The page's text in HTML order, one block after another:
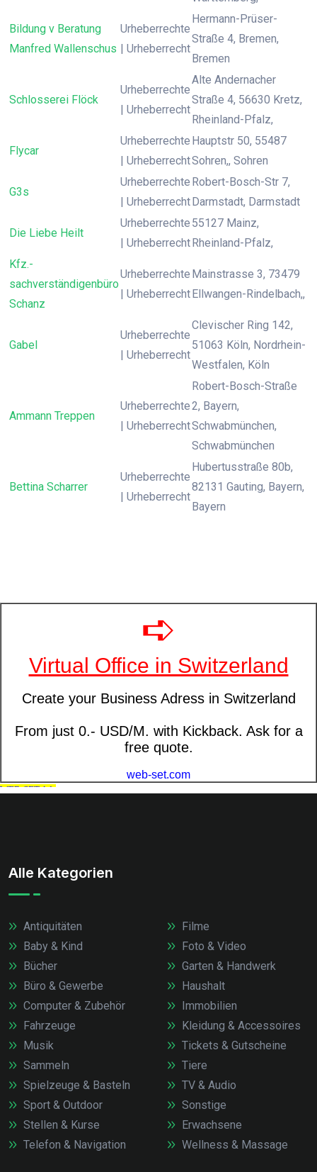
Bildung v Beratung
Manfred Wallenschus
Urheberrechte
| Urheberrecht
Hermann-Prüser-
Straße 4, Bremen,
Bremen
Schlosserei Flöck
Urheberrechte
| Urheberrecht
Alte Andernacher
Straße 4, 56630 Kretz,
Rheinland-Pfalz,
Flycar
Urheberrechte
| Urheberrecht
Hauptstr 50, 55487
Sohren,, Sohren
G3s
Urheberrechte
| Urheberrecht
Robert-Bosch-Str 7,
Darmstadt, Darmstadt
Die Liebe Heilt
Urheberrechte
| Urheberrecht
55127 Mainz,
Rheinland-Pfalz,
Kfz.-
sachverständigenbüro
Schanz
Urheberrechte
| Urheberrecht
Mainstrasse 3, 73479
Ellwangen-Rindelbach,,
Gabel
Urheberrechte
| Urheberrecht
Clevischer Ring 142,
51063 Köln, Nordrhein-
Westfalen, Köln
Ammann Treppen
Urheberrechte
| Urheberrecht
Robert-Bosch-Straße
2, Bayern,
Schwabmünchen,
Schwabmünchen
Bettina Scharrer
Urheberrechte
| Urheberrecht
Hubertusstraße 80b,
82131 Gauting, Bayern,
Bayern
Alle Kategorien
Antiquitäten
Baby & Kind
Bücher
Büro & Gewerbe
Computer & Zubehör
Fahrzeuge
Filme
Foto & Video
Garten & Handwerk
Haushalt
Immobilien
Kleidung & Accessoires
Musik
Sammeln
Spielzeuge & Basteln
Sport & Outdoor
Stellen & Kurse
Telefon & Navigation
Tickets & Gutscheine
Tiere
TV & Audio
Sonstige
Erwachsene
Wellness & Massage